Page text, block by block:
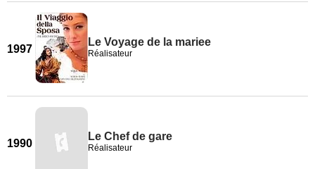
1997
Le Voyage de la mariee
Réalisateur
1990
Le Chef de gare
Réalisateur